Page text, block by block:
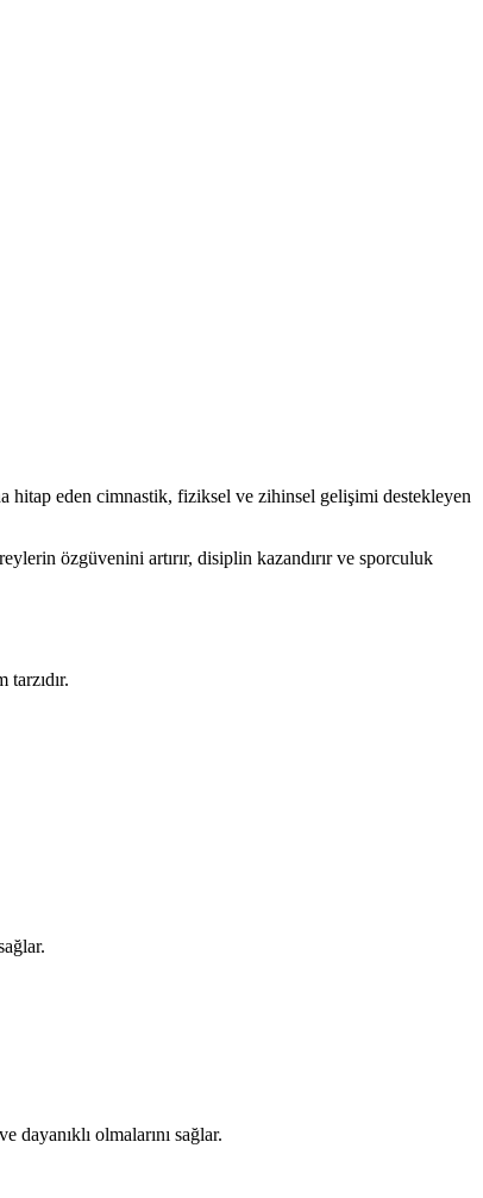
hitap eden cimnastik, fiziksel ve zihinsel gelişimi destekleyen
özgüvenini artırır, disiplin kazandırır ve sporculuk
dayanıklı olmalarını sağlar.